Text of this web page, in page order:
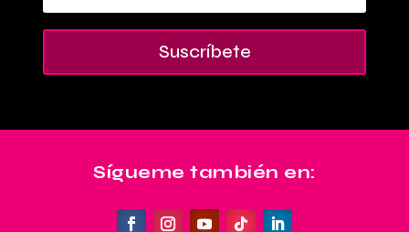
Suscríbete
Sígueme también en: